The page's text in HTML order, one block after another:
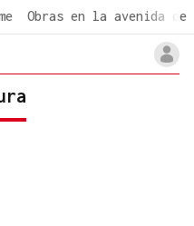
Obras en la avenida de